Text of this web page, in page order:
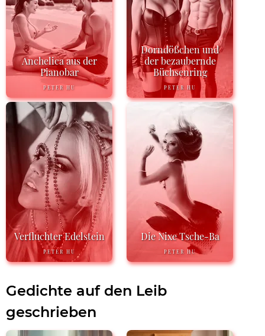
Anchelica aus der
Pianobar
PETER HU
Dorndößchen und
der bezaubernde
Büchsenring
PETER HU
Verfluchter Edelstein
PETER HU
Die Nixe Tsche-Ba
PETER HU
Gedichte auf den Leib
geschrieben